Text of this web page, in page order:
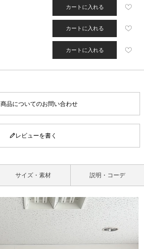
カートに入れる
カートに入れる
カートに入れる
商品についてのお問い合わせ
レビューを書く
サイズ・素材 説明・コーデ